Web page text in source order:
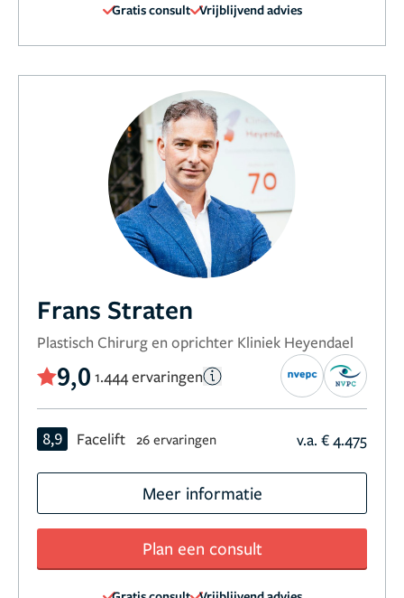
Gratis consult Vrijblijvend advies
Frans Straten
Plastisch Chirurg en oprichter Kliniek Heyendael
9,0 1.444 ervaringen
8,9 Facelift 26 ervaringen v.a. € 4.475
Meer informatie
Plan een consult